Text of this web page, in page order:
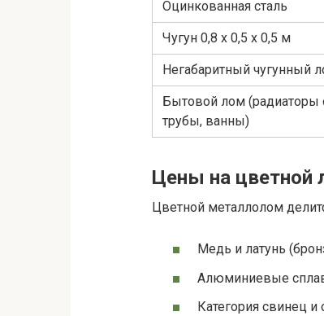
Оцинкованная сталь
Чугун 0,8 х 0,5 х 0,5 м
Негабаритный чугунный
Бытовой лом (радиаторы
трубы, ванны)
Цены на цветной
Цветной металлолом
Медь и латунь
Алюминиевые
Категория свинец и